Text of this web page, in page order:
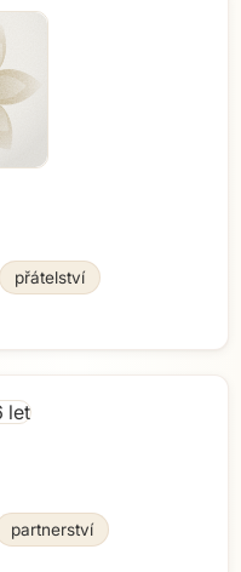
přátelství
partnerství